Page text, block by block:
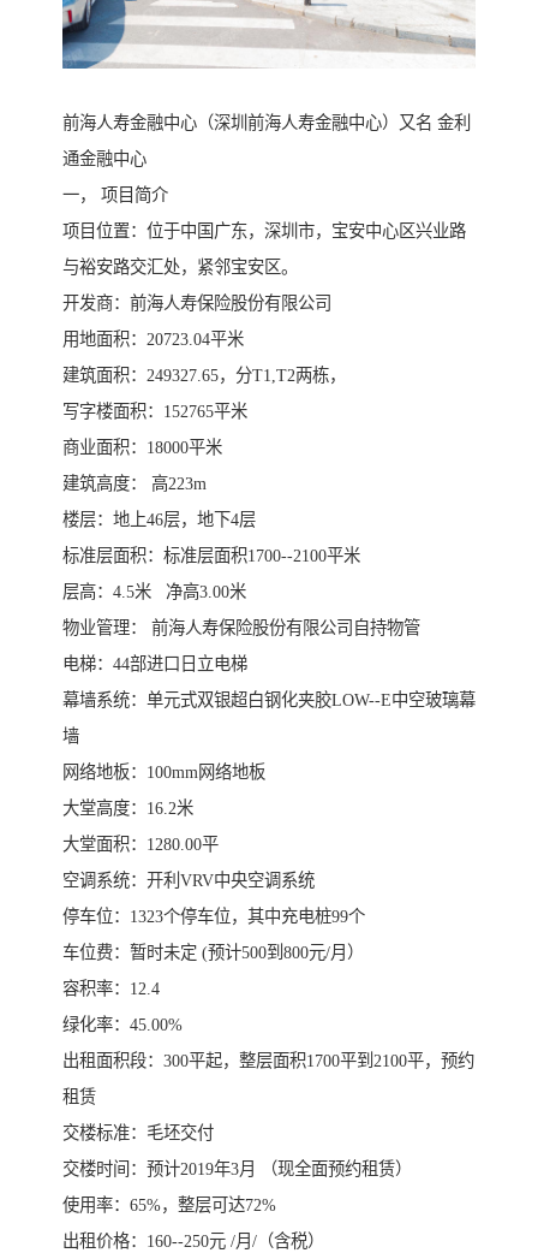
前海人寿金融中心（深圳前海人寿金融中心）又名 金利
通金融中心
一， 项目简介
项目位置：位于中国广东，深圳市，宝安中心区兴业路
与裕安路交汇处，紧邻宝安区。
开发商：前海人寿保险股份有限公司
用地面积：20723.04平米
建筑面积：249327.65，分T1,T2两栋，
写字楼面积：152765平米
商业面积：18000平米
建筑高度： 高223m
楼层：地上46层，地下4层
标准层面积：标准层面积1700--2100平米
层高：4.5米 净高3.00米
物业管理： 前海人寿保险股份有限公司自持物管
电梯：44部进口日立电梯
幕墙系统：单元式双银超白钢化夹胶LOW--E中空玻璃幕
墙
网络地板：100mm网络地板
大堂高度：16.2米
大堂面积：1280.00平
空调系统：开利VRV中央空调系统
停车位：1323个停车位，其中充电桩99个
车位费：暂时未定 (预计500到800元/月）
容积率：12.4
绿化率：45.00%
出租面积段：300平起，整层面积1700平到2100平，预约
租赁
交楼标准：毛坯交付
交楼时间：预计2019年3月 （现全面预约租赁）
使用率：65%，整层可达72%
出租价格：160--250元 /月/（含税）